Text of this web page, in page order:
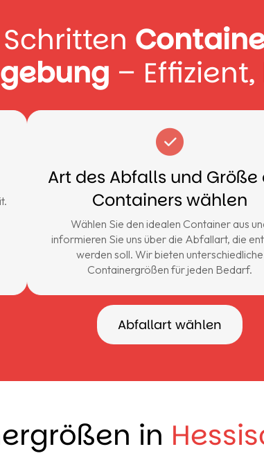
–
Art des Abfalls und Größe
Containers wählen
Wählen Sie den idealen Container aus
informieren Sie uns über die Abfallart, die
werden soll. Wir bieten unterschiedliche
Containergrößen für jeden Bedarf.
Abfallart wählen
in